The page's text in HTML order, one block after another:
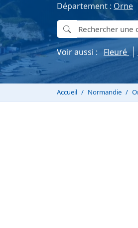
Département : Orne
Voir aussi : Fleuré
Accueil Normandie